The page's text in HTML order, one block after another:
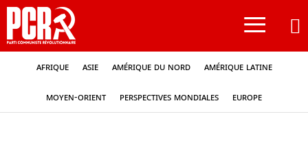
≡
Afrique Asie Amérique du nord Amérique latine
Moyen-Orient Perspectives mondiales Europe